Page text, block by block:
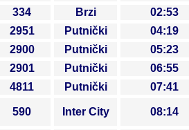
334
Brzi
02:53
2951
Putnički
04:19
2900
Putnički
05:23
2901
Putnički
06:55
4811
Putnički 07:41
590 Inter City 08:14